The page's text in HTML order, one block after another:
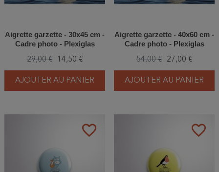
Aigrette garzette - 30x45 cm -
Cadre photo - Plexiglas
29,00 € 14,50 €
AJOUTER AU PANIER
Aigrette garzette - 40x60 cm -
Cadre photo - Plexiglas
54,00 € 27,00 €
AJOUTER AU PANIER
favorite_border favorite_border